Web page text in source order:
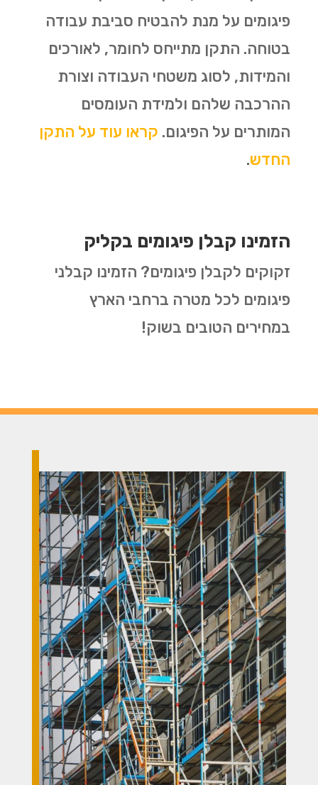
פיגומים על מנת להבטיח סביבת עבודה
בטוחה. התקן מתייחס לחומר, לאורכים
והמידות, לסוג משטחי העבודה וצורת
ההרכבה שלהם ולמידת העומסים
המותרים על הפיגום. קראו עוד על התקן
החדש.
הזמינו קבלן פיגומים בקליק
זקוקים לקבלן פיגומים? הזמינו קבלני
פיגומים לכל מטרה ברחבי הארץ
במחירים הטובים בשוק!